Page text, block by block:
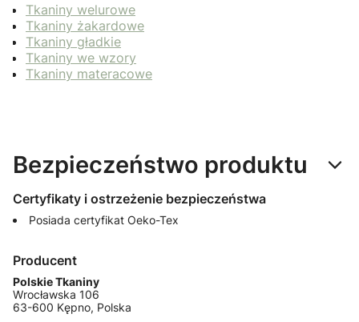
Tkaniny welurowe
Tkaniny żakardowe
Tkaniny gładkie
Tkaniny we wzory
Tkaniny materacowe
Bezpieczeństwo produktu
Certyfikaty i ostrzeżenie bezpieczeństwa
Posiada certyfikat Oeko-Tex
Producent
Polskie Tkaniny
Wrocławska 106
63-600 Kępno, Polska